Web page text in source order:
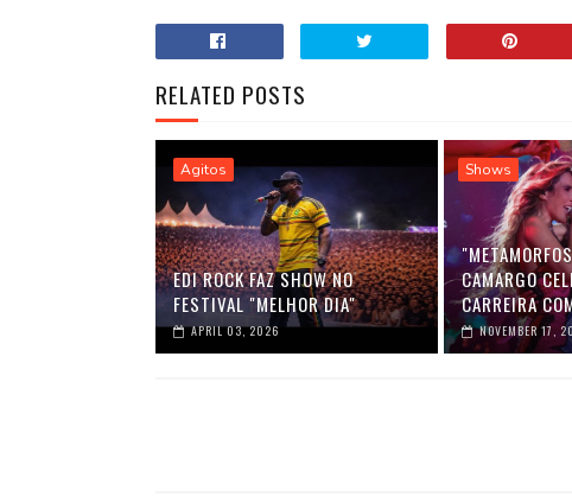
RELATED POSTS
Agitos
EDI ROCK FAZ SHOW NO
FESTIVAL "MELHOR DIA"
APRIL 03, 2026
Shows
CAMARGO
CARREIRA
NOVEMBER 17,